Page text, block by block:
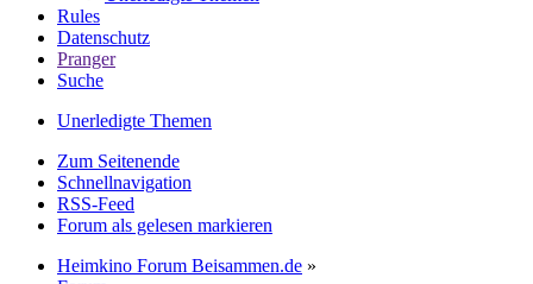
Rules
Datenschutz
Pranger
Suche
Unerledigte Themen
Zum Seitenende
Schnellnavigation
RSS-Feed
Forum als gelesen markieren
Heimkino Forum Beisammen.de »